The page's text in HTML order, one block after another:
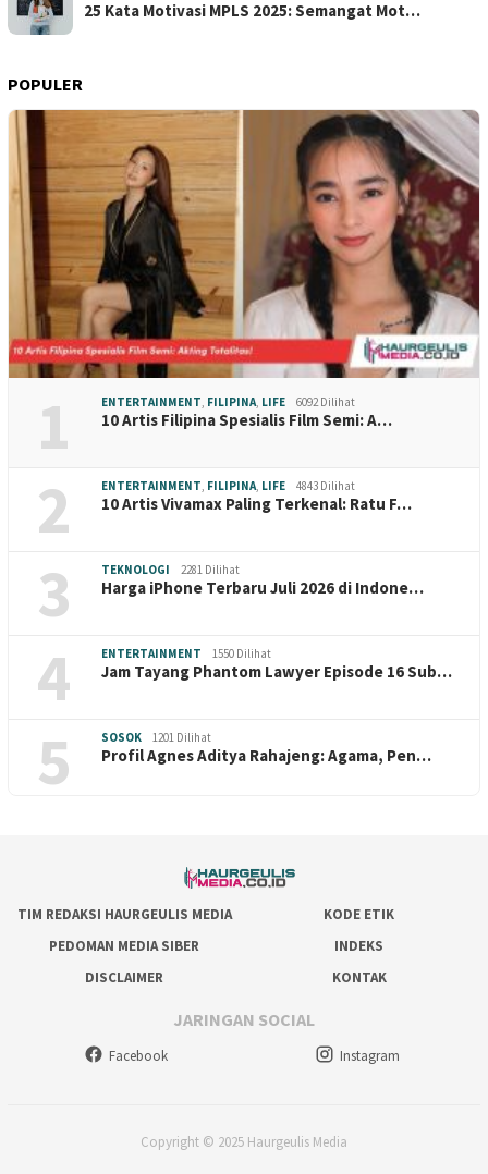
25 Kata Motivasi MPLS 2025: Semangat Mot…
POPULER
1 ENTERTAINMENT FILIPINA LIFE 6092 Dilihat
10 Artis Filipina Spesialis Film Semi: A…
2 ENTERTAINMENT FILIPINA LIFE 4843 Dilihat
10 Artis Vivamax Paling Terkenal: Ratu F…
3 TEKNOLOGI 2281 Dilihat
Harga iPhone Terbaru Juli 2026 di Indone…
4 ENTERTAINMENT 1550 Dilihat
Jam Tayang Phantom Lawyer Episode 16 Sub…
5 SOSOK 1201 Dilihat
Profil Agnes Aditya Rahajeng: Agama, Pen…
TIM REDAKSI HAURGEULIS MEDIA
KODE ETIK
PEDOMAN MEDIA SIBER
INDEKS
DISCLAIMER
KONTAK
JARINGAN SOCIAL
Facebook Instagram
Copyright © 2025 Haurgeulis Media